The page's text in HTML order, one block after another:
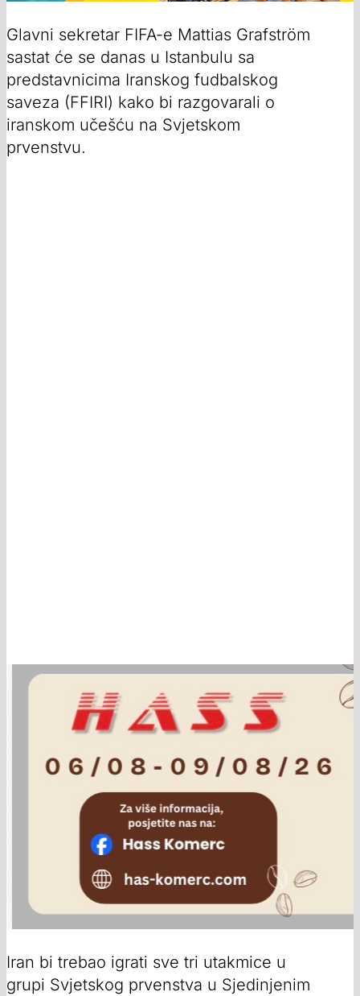
Glavni sekretar FIFA-e Mattias Grafström
sastat će se danas u Istanbulu sa
predstavnicima Iranskog fudbalskog
saveza (FFIRI) kako bi razgovarali o
iranskom učešću na Svjetskom
prvenstvu.
Iran bi trebao igrati sve tri utakmice u
grupi Svjetskog prvenstva u Sjedinjenim